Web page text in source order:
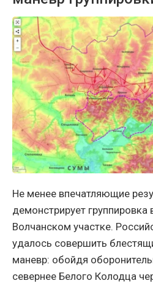
Не менее впечатляющие
демонстрирует группировка
Волчанском участке.
удалось совершить
маневр: обойдя
севернее Белого Колодца